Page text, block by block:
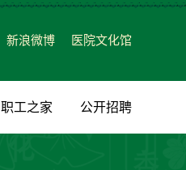
新浪微博 医院文化馆
职工之家 公开招聘